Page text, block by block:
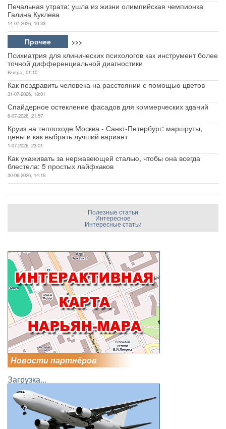
Печальная утрата: ушла из жизни олимпийская чемпионка
Галина Куклева
14-07-2026, 10:33
Прочее >>>
Психиатрия для клинических психологов как инструмент более
точной дифференциальной диагностики
Вчера, 01:10
Как поздравить человека на расстоянии с помощью цветов
31-07-2026, 18:01
Спайдерное остекление фасадов для коммерческих зданий
6-07-2026, 21:57
Круиз на теплоходе Москва - Санкт-Петербург: маршруты,
цены и как выбрать лучший вариант
1-07-2026, 23:01
Как ухаживать за нержавеющей сталью, чтобы она всегда
блестела: 5 простых лайфхаков
30-06-2026, 14:19
Полезные статьи
Интересное
Интересные статьи
Новости партнёров
Загрузка...